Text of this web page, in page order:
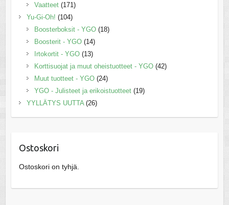
Vaatteet (171)
Yu-Gi-Oh! (104)
Boosterboksit - YGO (18)
Boosterit - YGO (14)
Irtokortit - YGO (13)
Korttisuojat ja muut oheistuotteet - YGO (42)
Muut tuotteet - YGO (24)
YGO - Julisteet ja erikoistuotteet (19)
YYLLÄTYS UUTTA (26)
Ostoskori
Ostoskori on tyhjä.